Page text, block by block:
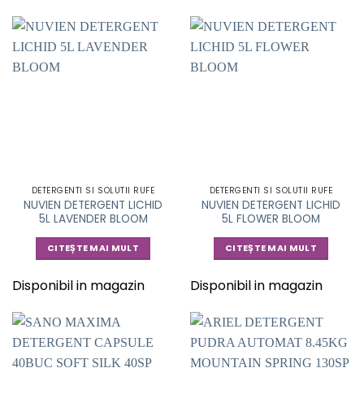
DETERGENTI SI SOLUTII RUFE
NUVIEN DETERGENT LICHID
5L LAVENDER BLOOM
CITEȘTE MAI MULT
Disponibil in magazin
DETERGENTI SI SOLUTII RUFE
NUVIEN DETERGENT LICHID
5L FLOWER BLOOM
CITEȘTE MAI MULT
Disponibil in magazin